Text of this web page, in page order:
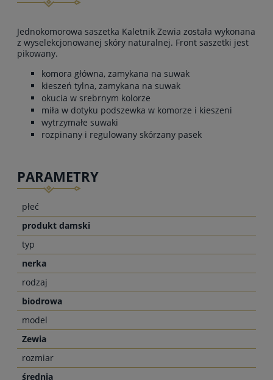
Jednokomorowa saszetka Kaletnik Zewia została wykonana
z wyselekcjonowanej skóry naturalnej. Front saszetki jest
pikowany.
komora główna, zamykana na suwak
kieszeń tylna, zamykana na suwak
okucia w srebrnym kolorze
miła w dotyku podszewka w komorze i kieszeni
wytrzymałe suwaki
rozpinany i regulowany skórzany pasek
PARAMETRY
płeć
produkt damski
typ
nerka
rodzaj
biodrowa
model
Zewia
rozmiar
średnia